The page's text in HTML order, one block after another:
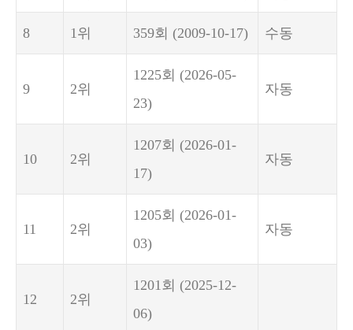
8 1위 359회 (2009-10-17) 수동
9 2위
1225회 (2026-05-
23)
자동
10 2위
1207회 (2026-01-
17)
자동
11 2위
1205회 (2026-01-
03)
자동
12 2위
1201회 (2025-12-
06)